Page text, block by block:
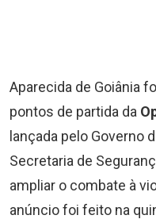
Aparecida de Goiânia
pontos de partida da
lançada pelo Governo
Secretaria de
ampliar o combate à
anúncio foi feito na